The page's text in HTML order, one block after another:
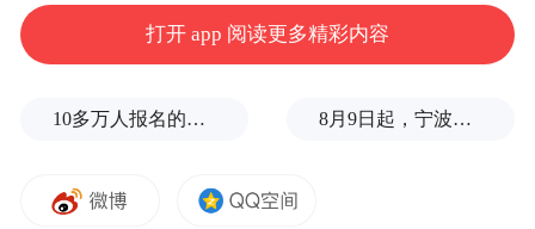
显峰）
打开 app 阅读更多精彩内容
10多万人报名的考试，成绩全部作废，公平么？ 8月9日起，宁波地铁全线暂停运营